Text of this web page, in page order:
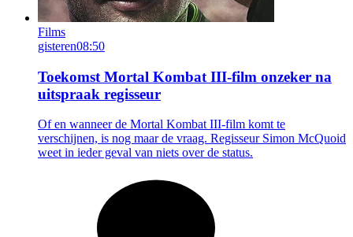
Films
gisteren08:50
Toekomst Mortal Kombat III-film onzeker na
uitspraak regisseur
Of en wanneer de Mortal Kombat III-film komt te
verschijnen, is nog maar de vraag. Regisseur Simon McQuoid
weet in ieder geval van niets over de status.